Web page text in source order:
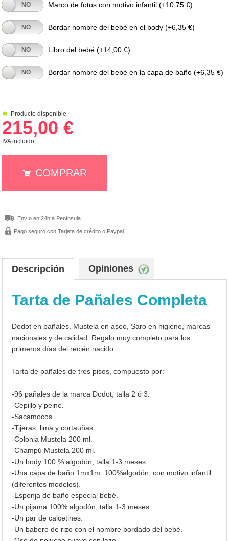
NO Marco de fotos con motivo infantil (+10,75 €)
NO Bordar nombre del bebé en el body (+6,35 €)
NO Libro del bebé (+14,00 €)
NO Bordar nombre del bebé en la capa de baño (+6,35 €)
Producto disponible
215,00 €
IVA incluido
COMPRAR
Envío en 24h a Península
Pago seguro con Tarjeta de crédito o Paypal
Descripción Opiniones
Tarta de Pañales Completa
Dodot en pañales, Mustela en aseo, Saro en higiene, marcas
nacionales y de calidad. Regalo muy completo para los
primeros días del recién nacido.
Tarta de pañales de tres pisos, compuesto por:
-96 pañales de la marca Dodot, talla 2 ó 3.
-Cepillo y peine.
-Sacamocos.
-Tijeras, lima y cortauñas.
-Colonia Mustela 200 ml.
-Champú Mustela 200 ml.
-Un body 100 % algodón, talla 1-3 meses.
-Una capa de baño 1mx1m. 100%algodón, con motivo infantil
(diferentes modelos).
-Esponja de baño especial bebé.
-Un pijama 100% algodón, talla 1-3 meses.
-Un par de calcetines.
-Un babero de rizo con el nombre bordado del bebé.